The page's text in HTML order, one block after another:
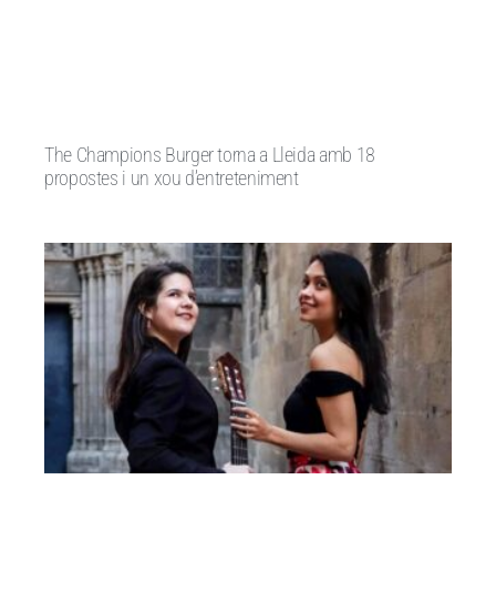
The Champions Burger torna a Lleida amb 18
propostes i un xou d’entreteniment